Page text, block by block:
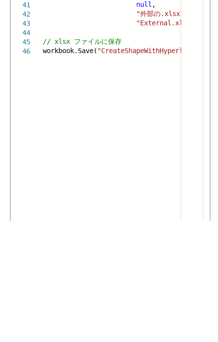
41
42
43
44
45
46
null ,
"外部の.xlsxファイルに
"External.xlsx"
// xlsx ファイルに保存
workbook.Save( "CreateShapeWithHyperlink.xlsx"